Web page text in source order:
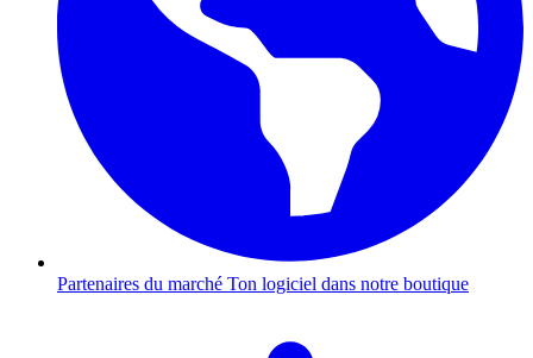
Partenaires du marché Ton logiciel dans notre boutique